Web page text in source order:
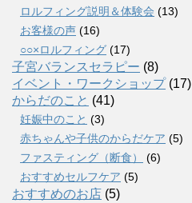
ロルフィング説明＆体験会 (13)
お客様の声 (16)
○○×ロルフィング (17)
子宮バランスセラピー (8)
イベント・ワークショップ(17)
からだのこと (41)
妊娠中のこと (3)
赤ちゃんや子供のからだケア (5)
ファスティング（断食）
(6)
おすすめセルフケア (5)
おすすめのお店 (5)